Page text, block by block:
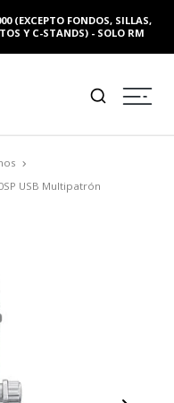
(EXCEPTO FONDOS, SILLAS,
Y C-STANDS) - SOLO RM
USB Multipatrón